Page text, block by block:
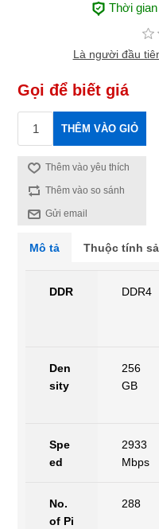
Thời
Là người đầu
Gọi để biết giá
THÊM VÀO GIỎ
Thêm vào yêu thích
Thêm vào so sánh
Gửi email
Mô tả Thuộc tính
DDR DDR4
Den
sity
256
GB
Spe
ed
2933
Mbps
No.
of Pi
288